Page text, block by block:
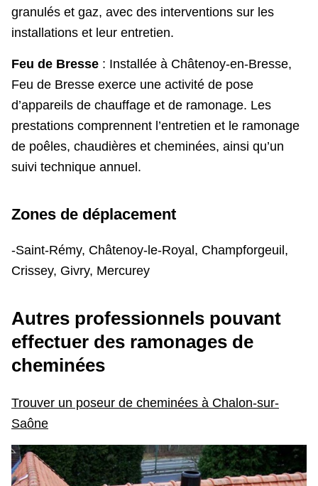
granulés et gaz, avec des interventions sur les
installations et leur entretien.
Feu de Bresse : Installée à Châtenoy-en-Bresse,
Feu de Bresse exerce une activité de pose
d’appareils de chauffage et de ramonage. Les
prestations comprennent l’entretien et le ramonage
de poêles, chaudières et cheminées, ainsi qu’un
suivi technique annuel.
Zones de déplacement
-Saint-Rémy, Châtenoy-le-Royal, Champforgeuil,
Crissey, Givry, Mercurey
Autres professionnels pouvant
effectuer des ramonages de
cheminées
Trouver un poseur de cheminées à Chalon-sur-
Saône